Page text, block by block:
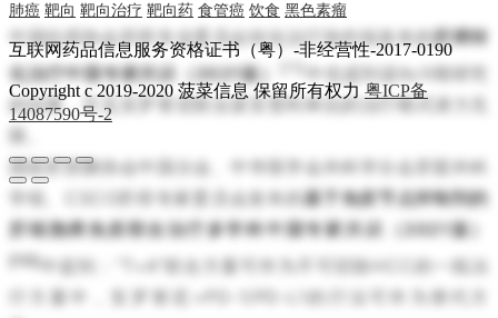
中国抗癌协会肝癌专业委员会转化治疗协作组发布的肝癌转
化治疗中国专家共识（2021版）
中也提到该Ib/II期研究
的结果，可见安罗替尼联合派安普利单抗的治疗模式潜力无
限。
国际肝胆胰协会中国分会、中华医学会外科学分会肝脏外科
学组、CSCO肝癌专家委员会发布的基于免疫节点抑制剂的
肝细胞癌免疫联合治疗多学科中国专家共识（2021版）
[12]中提到：“T+A”联合方案可作为不可切除HCC的一线治
疗方案中，安罗替尼+PD-1/PD-L1的疗法可作为替代方
肺癌 靶向 靶向治疗 靶向药 食管癌 饮食 黑色素瘤
互联网药品信息服务资格证书（粤）-非经营性-2017-0190
Copyright c 2019-2020 菠菜信息 保留所有权力 粤ICP备
14087590号-2